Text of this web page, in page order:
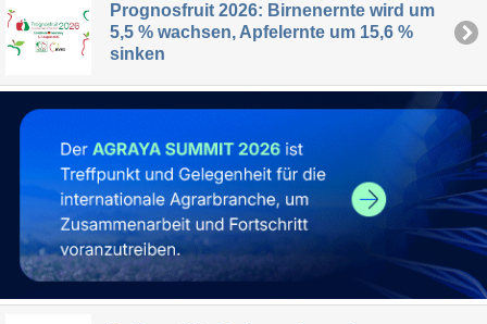
Prognosfruit 2026: Birnenernte wird um
5,5 % wachsen, Apfelernte um 15,6 %
sinken